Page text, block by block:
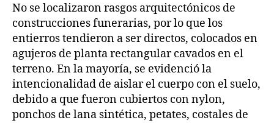
No se localizaron rasgos arquitectónicos de
construcciones funerarias, por lo que los
entierros tendieron a ser directos, colocados en
agujeros de planta rectangular cavados en el
terreno. En la mayoría, se evidenció la
intencionalidad de aislar el cuerpo con el suelo,
debido a que fueron cubiertos con nylon,
ponchos de lana sintética, petates, costales de